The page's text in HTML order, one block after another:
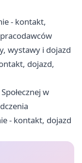
- kontakt,
wystawy i dojazd
dojazd,
w
- kontakt, dojazd